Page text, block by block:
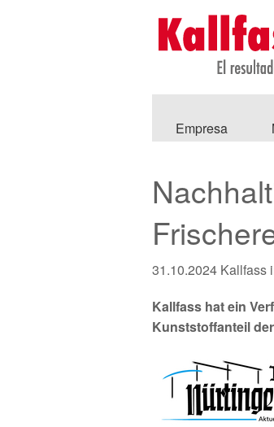
Empresa
31.10.2024 Kallfass
Kallfass hat ein
Kunststoffanteil